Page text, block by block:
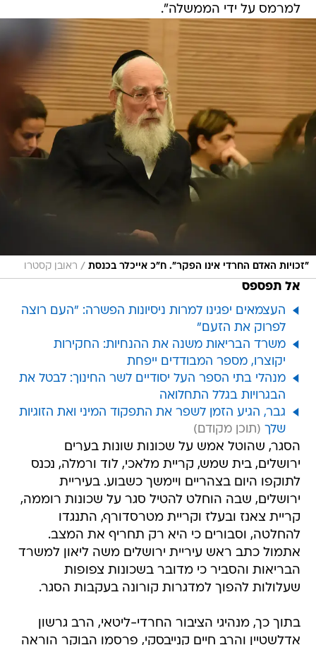
למרמס על ידי הממשלה".
"זכויות האדם החרדי אינו הפקר". ח"כ אייכלר בכנסת / ראובן קסטרו
אל תפספס
העצמאים יפגינו למרות ניסיונות הפשרה: "העם רוצה
לפרוק את הזעם"
משרד הבריאות משנה את ההנחיות: החקירות
יקוצרו, מספר המבודדים ייפחת
מנהלי בתי הספר העל יסודיים לשר החינוך: לבטל את
הבגרויות בגלל התחלואה
גבר, הגיע הזמן לשפר את התפקוד המיני ואת הזוגיות
שלך
הסגר, שהוטל אמש על שכונות שונות בערים
ירושלים, בית שמש, קריית מלאכי, לוד ורמלה, נכנס
לתוקפו היום בצהריים ויימשך כשבוע. בעיריית
ירושלים, שבה הוחלט להטיל סגר על שכונות רוממה,
קריית צאנז ובעלז וקריית מטרסדורף, התנגדו
להחלטה, וסבורים כי היא רק תחריף את המצב.
אתמול כתב ראש עיריית ירושלים משה ליאון למשרד
הבריאות והסביר כי מדובר בשכונות צפופות
שעלולות להפוך למדגרות קורונה בעקבות הסגר.
בתוך כך, מנהיגי הציבור החרדי-ליטאי, הרב גרשון
אדלשטיין והרב חיים קנייבסקי, פרסמו הבוקר הוראה